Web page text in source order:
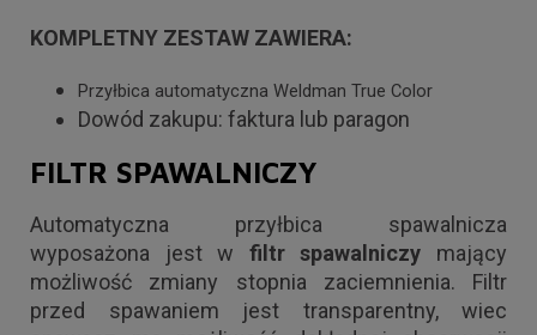
KOMPLETNY ZESTAW ZAWIERA:
Przyłbica automatyczna Weldman True Color
Dowód zakupu: faktura lub paragon
FILTR SPAWALNICZY
Automatyczna przyłbica spawalnicza
wyposażona jest w filtr spawalniczy mający
możliwość zmiany stopnia zaciemnienia. Filtr
przed spawaniem jest transparentny, wiec